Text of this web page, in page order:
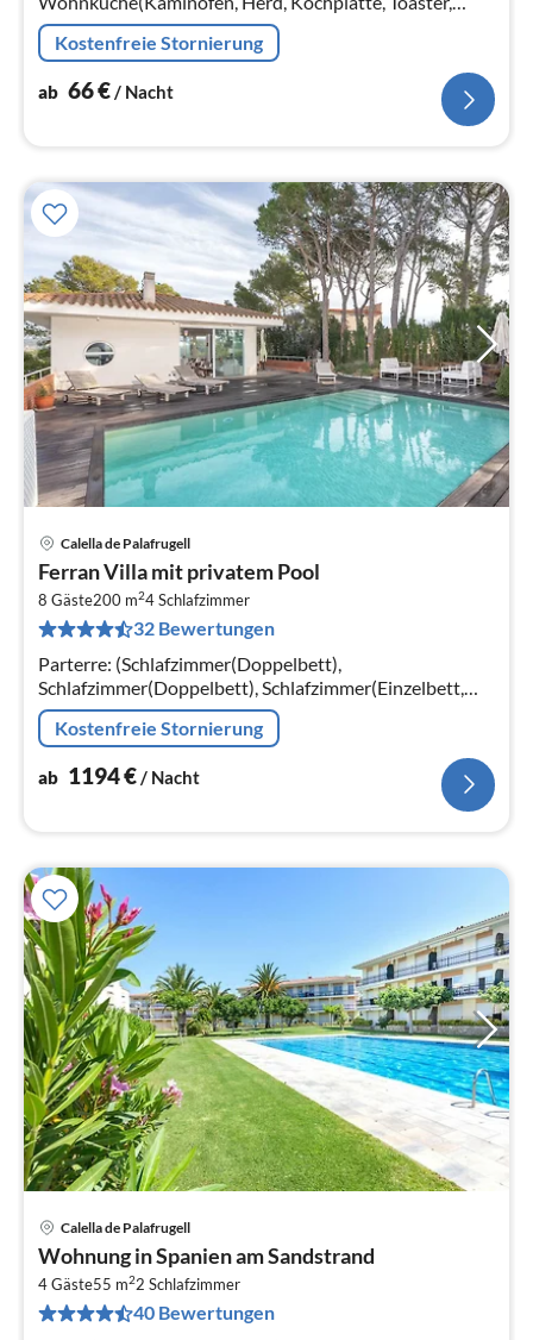
Kaffeemaschine, Backofen, Mikrowelle, Spülmaschine,
Kühlschrank)
Kostenfreie Stornierung
ab 66€/ Nacht
Calella de Palafrugell
Ferran Villa mit privatem Pool
8 Gäste200 m24Schlafzimmer
32 Bewertungen
Parterre: (Schlafzimmer(Doppelbett),
Schlafzimmer(Doppelbett), Schlafzimmer(Einzelbett,
Einzelbett), Schlafzimmer mit Badezimmer(Doppelbett,
Dusche), Internet) In der 1.
Kostenfreie Stornierung
ab 1194€/ Nacht
Calella de Palafrugell
Wohnung in Spanien am Sandstrand
4 Gäste55 m22 Schlafzimmer
40 Bewertungen